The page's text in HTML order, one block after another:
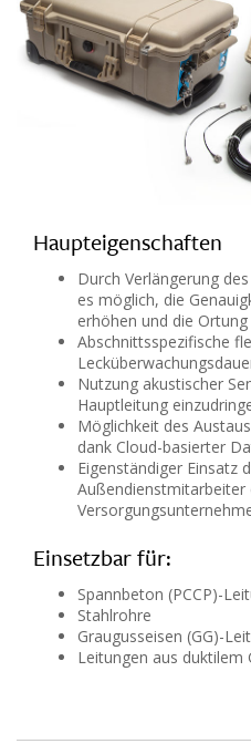
Haupteigenschaften
Durch Verlängerung
es möglich, die
erhöhen und die
Abschnittsspezifische
Nutzung akustischer
Hauptleitung
Möglichkeit des
dank Cloud-basierter
Eigenständiger Einsatz
Außendienstmitarbeiter
Einsetzbar für:
Spannbeton (PCCP)-
Stahlrohre
Graugusseisen (GG)-
Leitungen aus duktilem